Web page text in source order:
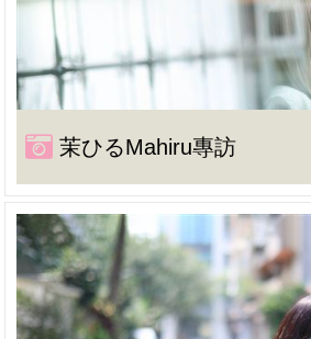
茉ひるMahiru專訪